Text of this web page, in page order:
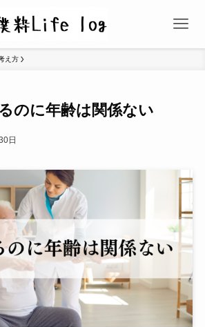
え方
のに年齢は関係ない
日